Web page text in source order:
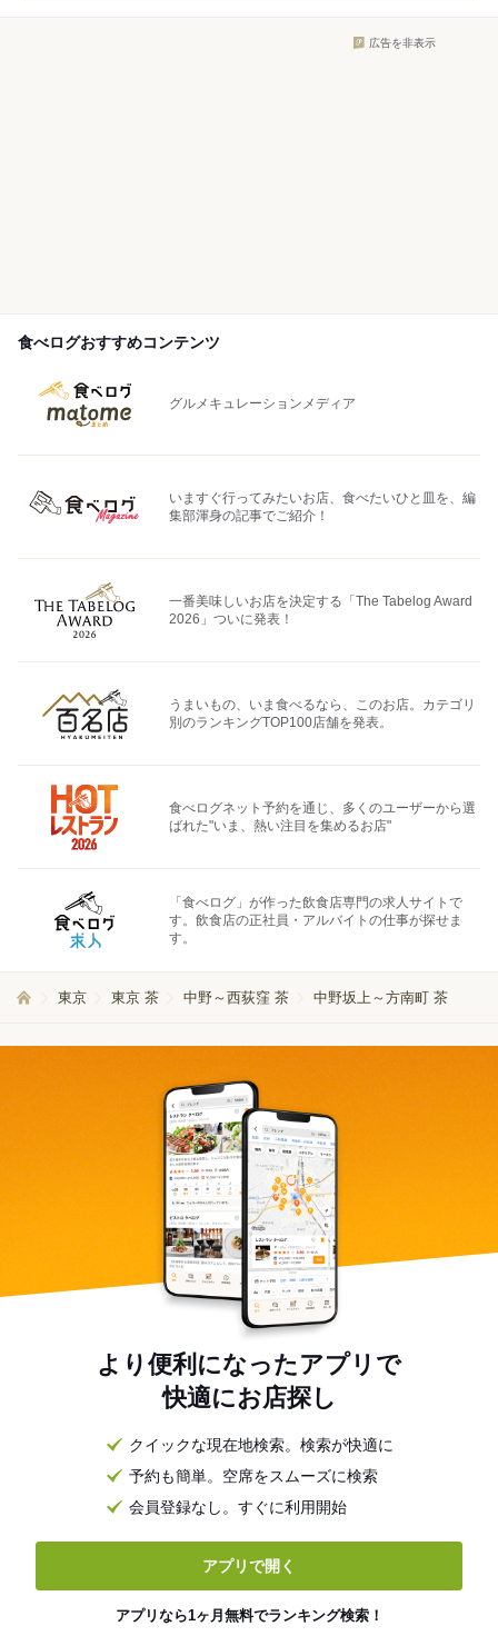
広告を非表示
食べログおすすめコンテンツ
グルメキュレーションメディア
いますぐ行ってみたいお店、食べたいひと皿を、編
集部渾身の記事でご紹介！
一番美味しいお店を決定する「The Tabelog Award
2026」ついに発表！
うまいもの、いま食べるなら、このお店。カテゴリ
別のランキングTOP100店舗を発表。
食べログネット予約を通じ、多くのユーザーから選
ばれた"いま、熱い注目を集めるお店"
「食べログ」が作った飲食店専門の求人サイトで
す。飲食店の正社員・アルバイトの仕事が探せま
す。
東京 東京 茶 中野～西荻窪 茶 中野坂上～方南町 茶
より便利になったアプリで
快適にお店探し
クイックな現在地検索。検索が快適に
予約も簡単。空席をスムーズに検索
会員登録なし。すぐに利用開始
アプリで開く
アプリなら1ヶ月無料でランキング検索！